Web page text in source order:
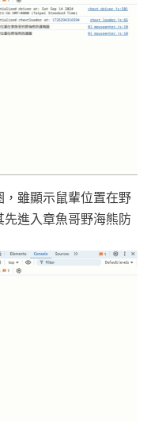
雖顯示鼠輩位置在野
進入章魚哥野海熊防